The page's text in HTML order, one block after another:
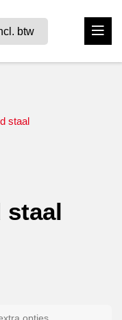
btw
staal
staal